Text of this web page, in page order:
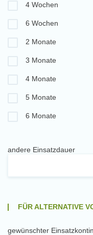
4 Wochen
6 Wochen
2 Monate
3 Monate
4 Monate
5 Monate
6 Monate
andere Einsatzdauer
FÜR ALTERNATIVE
gewünschter